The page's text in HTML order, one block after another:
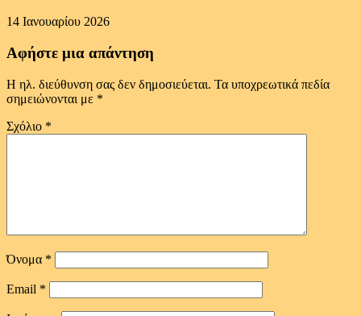
14 Ιανουαρίου 2026
Αφήστε μια απάντηση
Η ηλ. διεύθυνση σας δεν δημοσιεύεται. Τα υποχρεωτικά πεδία
σημειώνονται με *
Σχόλιο *
Όνομα *
Email *